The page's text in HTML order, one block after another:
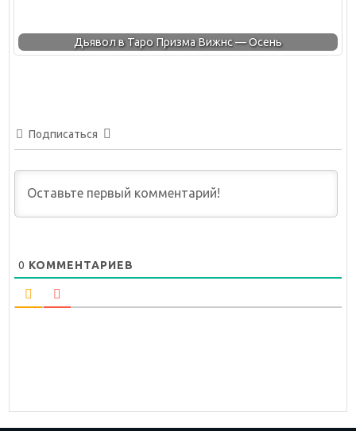
Дьявол в Таро Призма Вижнс — Осень
Подписаться
0 КОММЕНТАРИЕВ